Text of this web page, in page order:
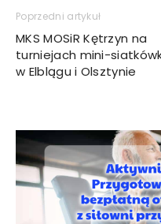
Poprzedni artykuł
MKS MOSiR Kętrzyn na
turniejach mini-
w Elblągu i Olsztynie